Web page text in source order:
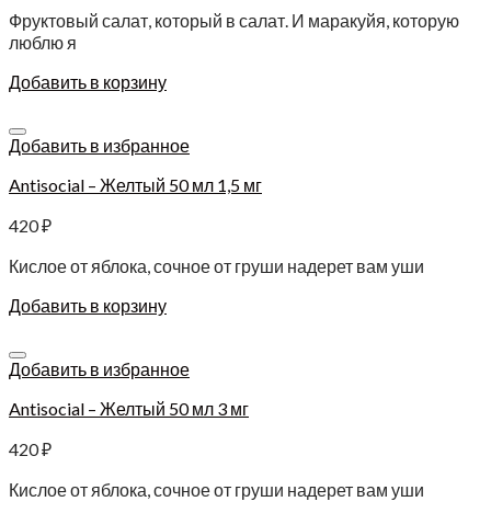
Фруктовый салат, который в салат. И маракуйя, которую
люблю я
Добавить в корзину
Добавить в избранное
Antisocial – Желтый 50 мл 1,5 мг
420₽
Кислое от яблока, сочное от груши надерет вам уши
Добавить в корзину
Добавить в избранное
Antisocial – Желтый 50 мл 3 мг
420₽
Кислое от яблока, сочное от груши надерет вам уши